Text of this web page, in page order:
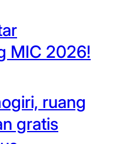
MIC 2026!
ruang
gratis